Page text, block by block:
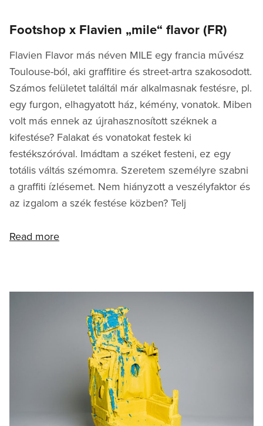
Footshop x Flavien „mile“ flavor (FR)
Flavien Flavor más néven MILE egy francia művész
Toulouse-ból, aki graffitire és street-artra szakosodott.
Számos felületet találtál már alkalmasnak festésre, pl.
egy furgon, elhagyatott ház, kémény, vonatok. Miben
volt más ennek az újrahasznosított széknek a
kifestése? Falakat és vonatokat festek ki
festékszóróval. Imádtam a széket festeni, ez egy
totális váltás szémomra. Szeretem személyre szabni
a graffiti ízlésemet. Nem hiányzott a veszélyfaktor és
az izgalom a szék festése közben? Telj
Read more